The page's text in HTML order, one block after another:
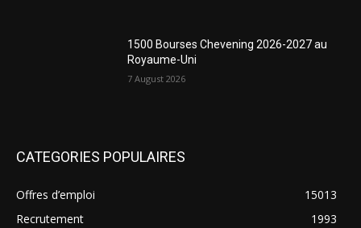
1500 Bourses Chevening 2026-2027 au
Royaume-Uni
7 August 2026
CATEGORIES POPULAIRES
Offres d’emploi
15013
Recrutement
1993